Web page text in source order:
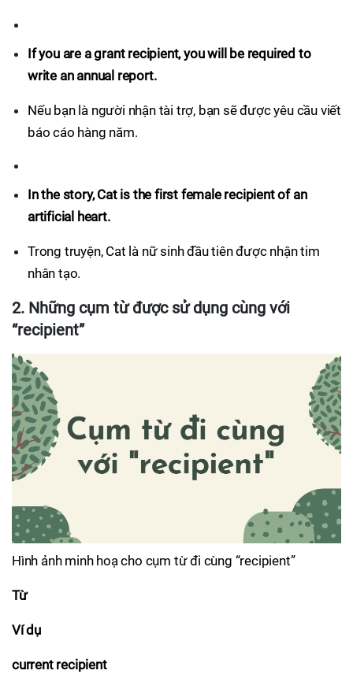
If you are a grant recipient, you will be required to
write an annual report.
Nếu bạn là người nhận tài trợ, bạn sẽ được yêu cầu viết
báo cáo hàng năm.
In the story, Cat is the first female recipient of an
artificial heart.
Trong truyện, Cat là nữ sinh đầu tiên được nhận tim
nhân tạo.
2. Những cụm từ được sử dụng cùng với
“recipient”
Hình ảnh minh hoạ cho cụm từ đi cùng “recipient”
Từ
Ví dụ
current recipient